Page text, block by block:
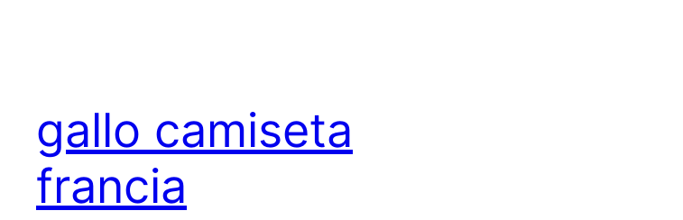
gallo camiseta
francia